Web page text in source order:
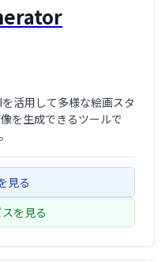
活用して多様な絵画スタ
を生成できるツールで
見る
を見る